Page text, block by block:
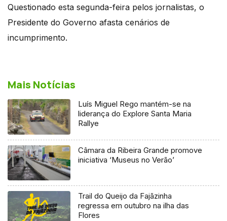
Questionado esta segunda-feira pelos jornalistas, o
Presidente do Governo afasta cenários de
incumprimento.
Mais Notícias
Luís Miguel Rego mantém-se na
liderança do Explore Santa Maria
Rallye
Câmara da Ribeira Grande promove
iniciativa ‘Museus no Verão’
Trail do Queijo da Fajãzinha
regressa em outubro na ilha das
Flores